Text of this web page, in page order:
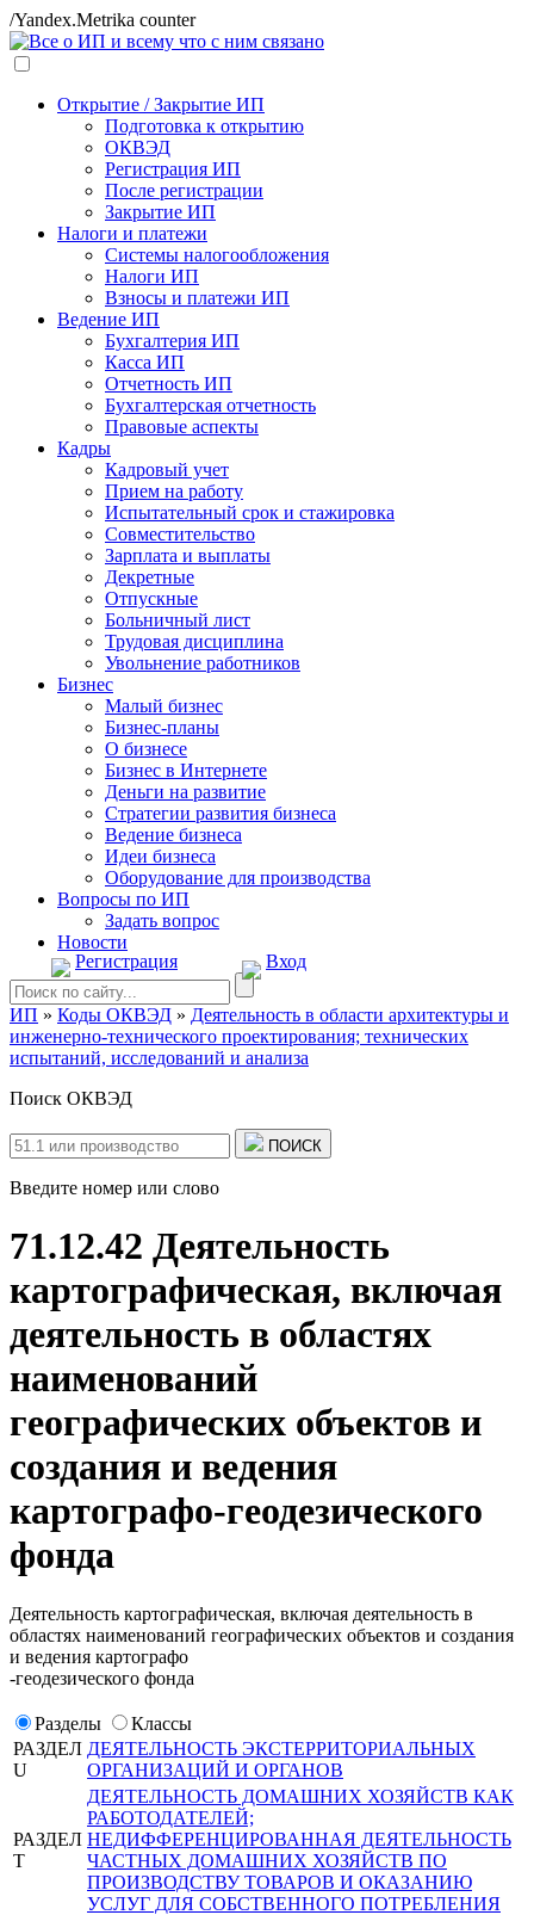
/Yandex.Metrika counter
Открытие / Закрытие ИП
Подготовка к открытию
ОКВЭД
Регистрация ИП
После регистрации
Закрытие ИП
Налоги и платежи
Системы налогообложения
Налоги ИП
Взносы и платежи ИП
Ведение ИП
Бухгалтерия ИП
Касса ИП
Отчетность ИП
Бухгалтерская отчетность
Правовые аспекты
Кадры
Кадровый учет
Прием на работу
Испытательный срок и стажировка
Совместительство
Зарплата и выплаты
Декретные
Отпускные
Больничный лист
Трудовая дисциплина
Увольнение работников
Бизнес
Малый бизнес
Бизнес-планы
О бизнесе
Бизнес в Интернете
Деньги на развитие
Стратегии развития бизнеса
Ведение бизнеса
Идеи бизнеса
Оборудование для производства
Вопросы по ИП
Задать вопрос
Новости
Регистрация
Вход
ИП » Коды ОКВЭД » Деятельность в области архитектуры и
инженерно-технического проектирования; технических
испытаний, исследований и анализа
Поиск ОКВЭД
ПОИСК
Введите номер или слово
71.12.42 Деятельность
картографическая, включая
деятельность в областях
наименований
географических объектов и
создания и ведения
картографо-геодезического
фонда
Деятельность картографическая, включая деятельность в
областях наименований географических объектов и создания
и ведения картографо
-геодезического фонда
Разделы
Классы
РАЗДЕЛ
U
ДЕЯТЕЛЬНОСТЬ ЭКСТЕРРИТОРИАЛЬНЫХ
ОРГАНИЗАЦИЙ И ОРГАНОВ
РАЗДЕЛ
T
ДЕЯТЕЛЬНОСТЬ ДОМАШНИХ ХОЗЯЙСТВ КАК
РАБОТОДАТЕЛЕЙ;
НЕДИФФЕРЕНЦИРОВАННАЯ ДЕЯТЕЛЬНОСТЬ
ЧАСТНЫХ ДОМАШНИХ ХОЗЯЙСТВ ПО
ПРОИЗВОДСТВУ ТОВАРОВ И ОКАЗАНИЮ
УСЛУГ ДЛЯ СОБСТВЕННОГО ПОТРЕБЛЕНИЯ